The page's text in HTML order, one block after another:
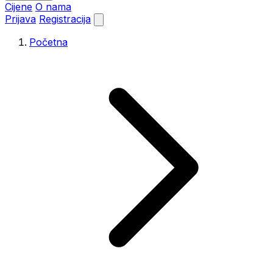
Cijene O nama
Prijava Registracija
Početna